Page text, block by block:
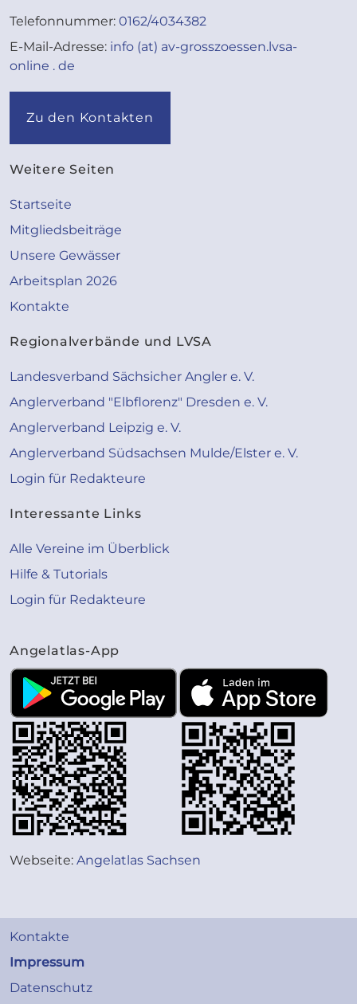
Telefonnummer: 0162/4034382
E-Mail-Adresse: info (at) av-grosszoessen.lvsa-
online . de
Zu den Kontakten
Weitere Seiten
Startseite
Mitgliedsbeiträge
Unsere Gewässer
Arbeitsplan 2026
Kontakte
Regionalverbände und LVSA
Landesverband Sächsicher Angler e. V.
Anglerverband "Elbflorenz" Dresden e. V.
Anglerverband Leipzig e. V.
Anglerverband Südsachsen Mulde/Elster e. V.
Login für Redakteure
Interessante Links
Alle Vereine im Überblick
Hilfe & Tutorials
Login für Redakteure
Angelatlas-App
Webseite: Angelatlas Sachsen
Kontakte
Impressum
Datenschutz